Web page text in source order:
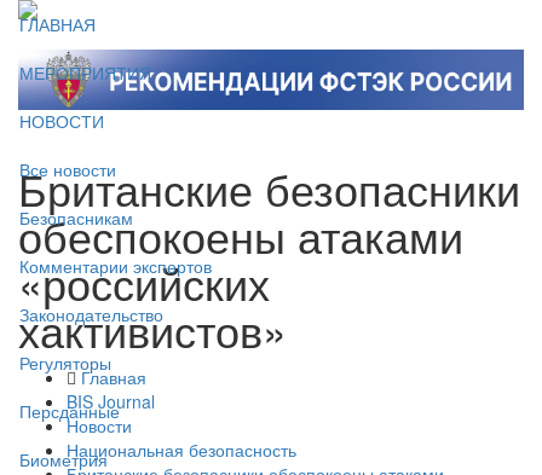
ГЛАВНАЯ
МЕРОПРИЯТИЯ
НОВОСТИ
Все новости
Безопасникам
Комментарии экспертов
Законодательство
Регуляторы
Персданные
Биометрия
Британские безопасники
обеспокоены атаками
«российских
хактивистов»
Главная
BIS Journal
Новости
Национальная безопасность